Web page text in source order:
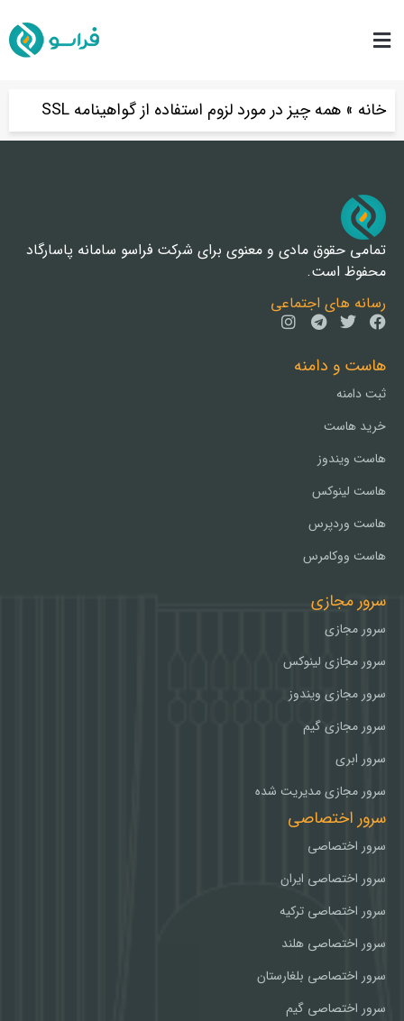
خانه » همه چیز در مورد لزوم استفاده از گواهینامه SSL
تمامی حقوق مادی و معنوی برای شرکت فراسو سامانه پاسارگاد
محفوظ است.
رسانه های اجتماعی
هاست و دامنه
ثبت دامنه
خرید هاست
هاست ویندوز
هاست لینوکس
هاست وردپرس
هاست ووکامرس
سرور مجازی
سرور مجازی
سرور مجازی لینوکس
سرور مجازی ویندوز
سرور مجازی گیم
سرور ابری
سرور مجازی مدیریت شده
سرور اختصاصی
سرور اختصاصی
سرور اختصاصی ایران
سرور اختصاصی ترکیه
سرور اختصاصی هلند
سرور اختصاصی بلغارستان
سرور اختصاصی گیم